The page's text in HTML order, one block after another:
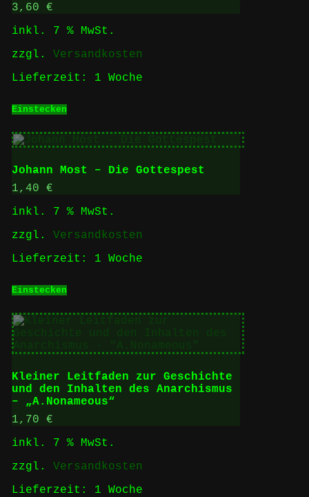
3,60 €
inkl. 7 % MwSt.
zzgl. Versandkosten
Lieferzeit: 1 Woche
Einstecken
Johann Most – Die Gottespest
1,40 €
inkl. 7 % MwSt.
zzgl. Versandkosten
Lieferzeit: 1 Woche
Einstecken
Kleiner Leitfaden zur Geschichte
und den Inhalten des Anarchismus
– „A.Nonameous“
1,70 €
inkl. 7 % MwSt.
zzgl. Versandkosten
Lieferzeit: 1 Woche